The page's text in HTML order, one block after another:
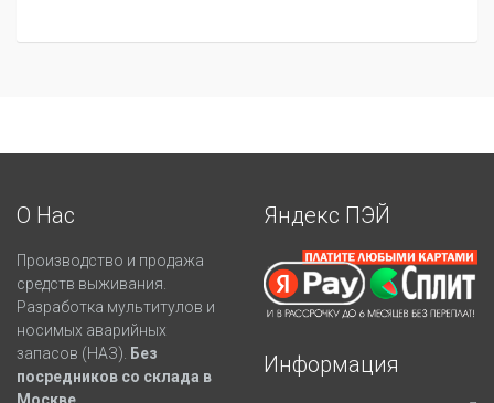
О Нас
Производство и продажа
средств выживания.
Разработка мультитулов и
носимых аварийных
запасов (НАЗ).
Без
посредников со склада в
Яндекс ПЭЙ
Информация